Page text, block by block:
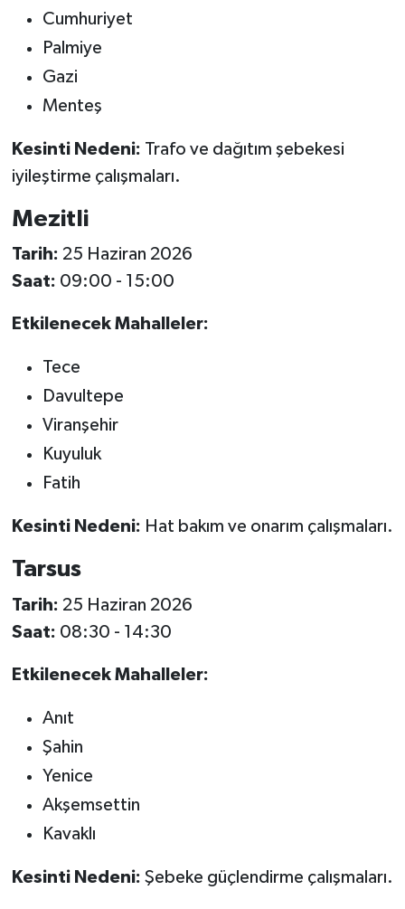
Cumhuriyet
Palmiye
Gazi
Menteş
Kesinti Nedeni: Trafo ve dağıtım şebekesi
iyileştirme çalışmaları.
Mezitli
Tarih: 25 Haziran 2026
Saat: 09:00 - 15:00
Etkilenecek Mahalleler:
Tece
Davultepe
Viranşehir
Kuyuluk
Fatih
Kesinti Nedeni: Hat bakım ve onarım çalışmaları.
Tarsus
Tarih: 25 Haziran 2026
Saat: 08:30 - 14:30
Etkilenecek Mahalleler:
Anıt
Şahin
Yenice
Akşemsettin
Kavaklı
Kesinti Nedeni: Şebeke güçlendirme çalışmaları.